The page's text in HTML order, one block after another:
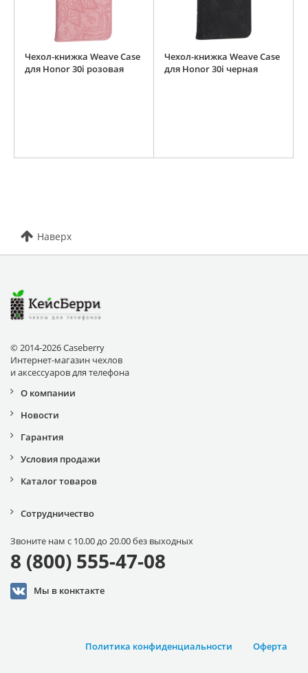
Чехол-книжка Weave Case
для Honor 30i розовая
Чехол-книжка Weave Case
для Honor 30i черная
Наверх
© 2014-2026 Caseberry
Интернет-магазин чехлов
и аксессуаров для телефона
О компании
Новости
Гарантия
Условия продажи
Каталог товаров
Сотрудничество
Звоните нам с 10.00 до 20.00 без выходных
8 (800) 555-47-08
Мы в конктакте
Оферта
Политика конфиденциальности